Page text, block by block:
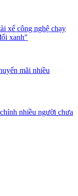
xế công nghệ chạy
xanh"
mãi nhiều
nhiều người chưa